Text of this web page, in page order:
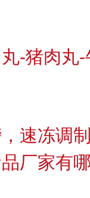
-猪肉丸
速冻调
厂家有